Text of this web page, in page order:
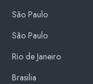
São Paulo
São Paulo
Rio de Janeiro
Brasilia